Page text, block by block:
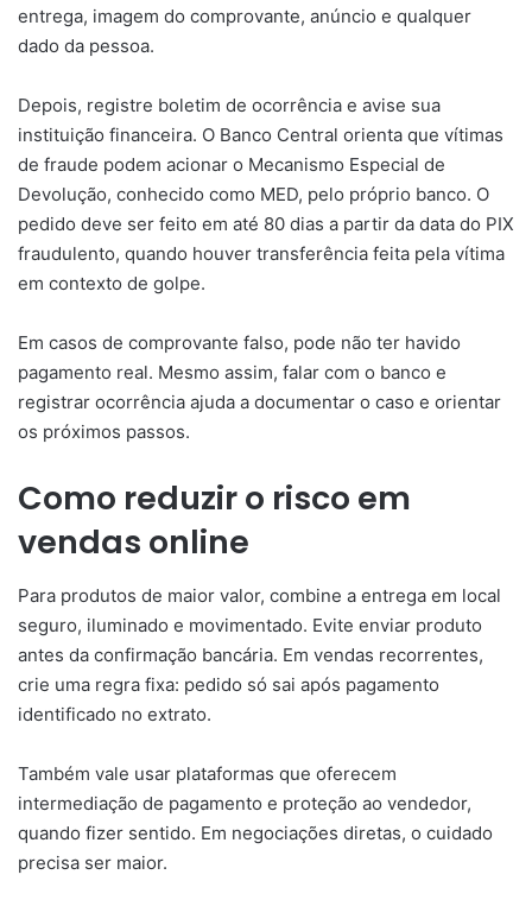
entrega, imagem do comprovante, anúncio e qualquer
dado da pessoa.
Depois, registre boletim de ocorrência e avise sua
instituição financeira. O Banco Central orienta que vítimas
de fraude podem acionar o Mecanismo Especial de
Devolução, conhecido como MED, pelo próprio banco. O
pedido deve ser feito em até 80 dias a partir da data do PIX
fraudulento, quando houver transferência feita pela vítima
em contexto de golpe.
Em casos de comprovante falso, pode não ter havido
pagamento real. Mesmo assim, falar com o banco e
registrar ocorrência ajuda a documentar o caso e orientar
os próximos passos.
Como reduzir o risco em
vendas online
Para produtos de maior valor, combine a entrega em local
seguro, iluminado e movimentado. Evite enviar produto
antes da confirmação bancária. Em vendas recorrentes,
crie uma regra fixa: pedido só sai após pagamento
identificado no extrato.
Também vale usar plataformas que oferecem
intermediação de pagamento e proteção ao vendedor,
quando fizer sentido. Em negociações diretas, o cuidado
precisa ser maior.